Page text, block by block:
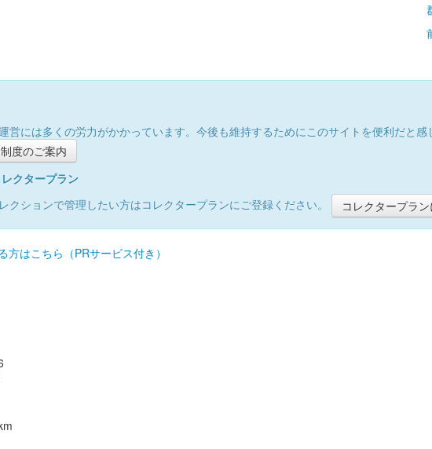
営には多くの労力がかかっています。今後も維持するためにこのサイトを便利だと
度のご案内
クタープラン
クションで管理したい方はコレクタープランにご登録ください。
コレクタープラ
はこちら（PRサービス付き）